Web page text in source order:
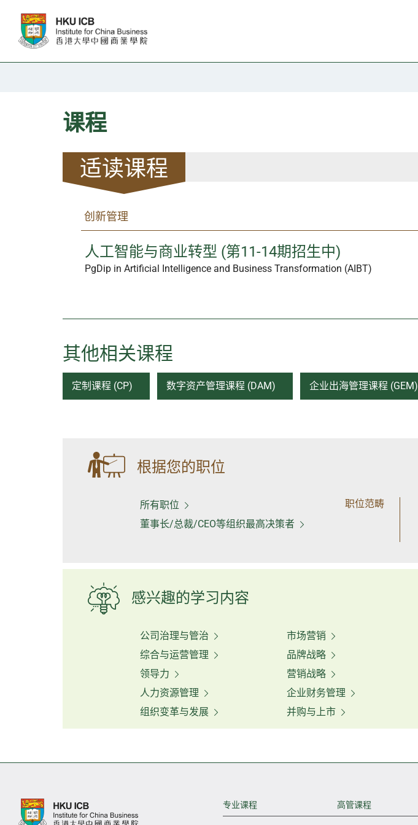
课程
适读课程
创新管理
人工智能与商业转型 (第11-14期招生中)
PgDip in Artificial Intelligence and Business Transformation (AIBT)
其他相关课程
定制课程 (CP) 数字资产管理课程 (DAM) 企业出海管理课程 (GEM)
根据您的职位
所有职位
董事长/总裁/CEO等组织最高决策者
职位范畴
感兴趣的学习内容
公司治理与管治
综合与运营管理
领导力
人力资源管理
组织变革与发展
市场营销
品牌战略
营销战略
企业财务管理
并购与上市
专业课程 高管课程